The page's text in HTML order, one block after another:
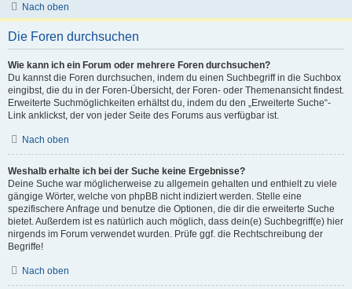
Nach oben
Die Foren durchsuchen
Wie kann ich ein Forum oder mehrere Foren durchsuchen?
Du kannst die Foren durchsuchen, indem du einen Suchbegriff in die Suchbox
eingibst, die du in der Foren-Übersicht, der Foren- oder Themenansicht findest.
Erweiterte Suchmöglichkeiten erhältst du, indem du den „Erweiterte Suche“-
Link anklickst, der von jeder Seite des Forums aus verfügbar ist.
Nach oben
Weshalb erhalte ich bei der Suche keine Ergebnisse?
Deine Suche war möglicherweise zu allgemein gehalten und enthielt zu viele
gängige Wörter, welche von phpBB nicht indiziert werden. Stelle eine
spezifischere Anfrage und benutze die Optionen, die dir die erweiterte Suche
bietet. Außerdem ist es natürlich auch möglich, dass dein(e) Suchbegriff(e) hier
nirgends im Forum verwendet wurden. Prüfe ggf. die Rechtschreibung der
Begriffe!
Nach oben